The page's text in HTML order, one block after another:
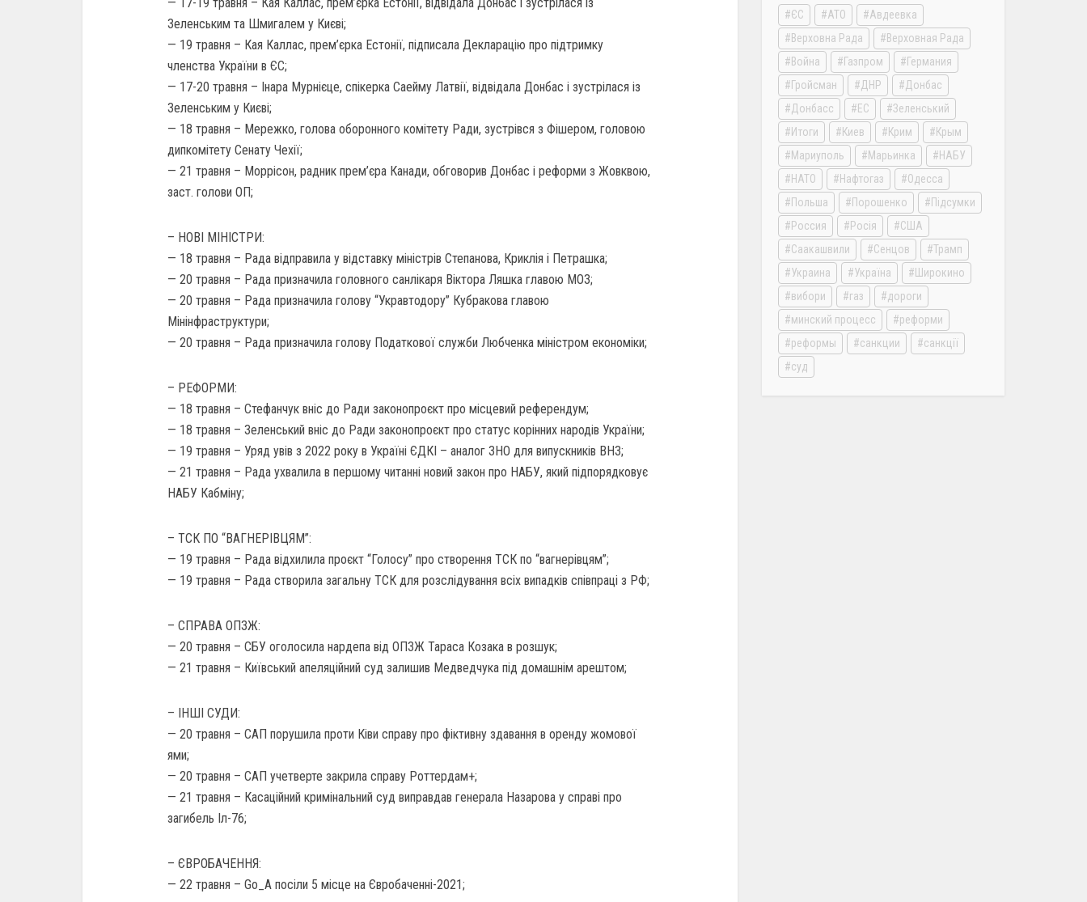
Зеленським та Шмигалем у Києві;
— 19 травня – Кая Каллас, прем’єрка Естонії, підписала Декларацію про підтримку
членства України в ЄС;
— 17-20 травня – Інара Мурнієце, спікерка Саейму Латвії, відвідала Донбас і зустрілася із
Зеленським у Києві;
— 18 травня – Мережко, голова оборонного комітету Ради, зустрівся з Фішером, головою
дипкомітету Сенату Чехії;
— 21 травня – Моррісон, радник прем’єра Канади, обговорив Донбас і реформи з Жовквою,
заст. голови ОП;
– НОВІ МІНІСТРИ:
— 18 травня – Рада відправила у відставку міністрів Степанова, Криклія і Петрашка;
— 20 травня – Рада призначила головного санлікаря Віктора Ляшка главою МОЗ;
— 20 травня – Рада призначила голову “Укравтодору” Кубракова главою
Мінінфраструктури;
— 20 травня – Рада призначила голову Податкової служби Любченка міністром економіки;
– РЕФОРМИ:
— 18 травня – Стефанчук вніс до Ради законопроєкт про місцевий референдум;
— 18 травня – Зеленський вніс до Ради законопроєкт про статус корінних народів України;
— 19 травня – Уряд увів з 2022 року в Україні ЄДКІ – аналог ЗНО для випускників ВНЗ;
— 21 травня – Рада ухвалила в першому читанні новий закон про НАБУ, який підпорядковує
НАБУ Кабміну;
– ТСК ПО “ВАГНЕРІВЦЯМ”:
— 19 травня – Рада відхилила проєкт “Голосу” про створення ТСК по “вагнерівцям”;
— 19 травня – Рада створила загальну ТСК для розслідування всіх випадків співпраці з РФ;
– СПРАВА ОПЗЖ:
— 20 травня – СБУ оголосила нардепа від ОПЗЖ Тараса Козака в розшук;
— 21 травня – Київський апеляційний суд залишив Медведчука під домашнім арештом;
– ІНШІ СУДИ:
— 20 травня – САП порушила проти Ківи справу про фіктивну здавання в оренду жомової
ями;
— 20 травня – САП учетверте закрила справу Роттердам+;
— 21 травня – Касаційний кримінальний суд виправдав генерала Назарова у справі про
загибель Іл-76;
– ЄВРОБАЧЕННЯ:
— 22 травня – Go_A посіли 5 місце на Євробаченні-2021;
ЄС АТО
Авдеевка
Верховна Рада
Верховная Рада
Война
Газпром
Германия
Гройсман
ДНР
Донбас
Донбасс
ЕС
Зеленський
Итоги
Киев Крим
Крым
Мариуполь
Марьинка
НАБУ
НАТО
Нафтогаз
Одесса
Польша
Порошенко
Підсумки
Россия
Росія
США
Саакашвили
Сенцов
Трамп
Украина
Україна
Широкино
вибори
газ
дороги
минский процесс
реформи
реформы
санкции
санкції
суд